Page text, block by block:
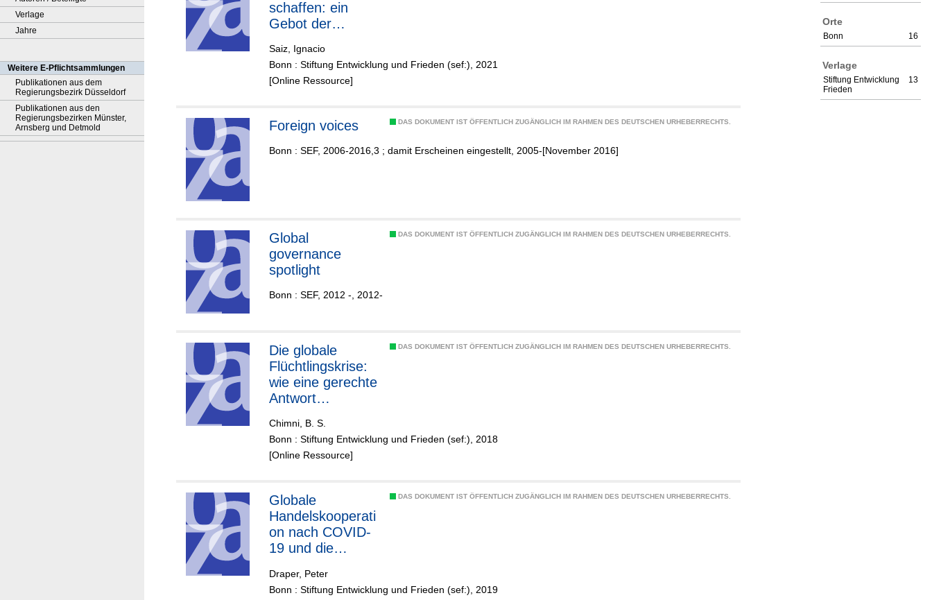
Verlage
Jahre
Weitere E-Pflichtsammlungen
Publikationen aus dem
Regierungsbezirk Düsseldorf
Publikationen aus den
Regierungsbezirken Münster,
Arnsberg und Detmold
Orte
16
Bonn
Verlage
13
Stiftung Entwicklung
Frieden
schaffen: ein
Gebot der
in Zeiten von
COVID-19
Saiz, Ignacio
Bonn : Stiftung Entwicklung und Frieden (sef:), 2021
[Online Ressource]
DAS DOKUMENT IST ÖFFENTLICH ZUGÄNGLICH IM RAHMEN DES DEUTSCHEN URHEBERRECHTS.
Foreign voices
Bonn : SEF, 2006-2016,3 ; damit Erscheinen eingestellt, 2005-[November 2016]
DAS DOKUMENT IST ÖFFENTLICH ZUGÄNGLICH IM RAHMEN DES DEUTSCHEN URHEBERRECHTS.
Global
governance
spotlight
Bonn : SEF, 2012 -, 2012-
DAS DOKUMENT IST ÖFFENTLICH ZUGÄNGLICH IM RAHMEN DES DEUTSCHEN URHEBERRECHTS.
Die globale
Flüchtlingskrise:
wie eine gerechte
Antwort
Chimni, B. S.
Bonn : Stiftung Entwicklung und Frieden (sef:), 2018
[Online Ressource]
DAS DOKUMENT IST ÖFFENTLICH ZUGÄNGLICH IM RAHMEN DES DEUTSCHEN URHEBERRECHTS.
Globale
Handelskooperati
on nach COVID-
19 und die
Draper, Peter
Bonn : Stiftung Entwicklung und Frieden (sef:), 2019